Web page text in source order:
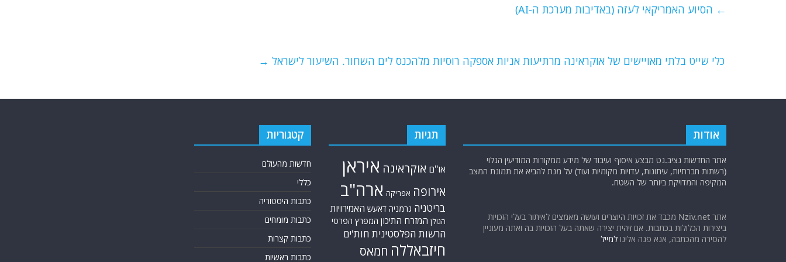
s
p
g
l
er
e
o
← הסיוע האמריקאי לעזה (באדיבות מערכת ה-AI)
כלי שייט בלתי מאויישים של אוקראינה מרתיעות אניות אספקה רוסיות מלהכנס לים השחור. השיעור לישראל →
אודות
אתר החדשות נציב.נט מבצע איסוף ועיבוד של מידע ממקורות המודיעין הגלוי
(רשתות חברתיות, עיתונות, עדויות מקומיות ועוד) על מנת להביא את תמונת המצב
המקיפה והמדויקת ביותר של השטח.
אתר Nziv.net מכבד את זכויות היוצרים ועושה מאמצים לאיתור בעלי הזכויות
ביצירות הכלולות בכתבות. אם זיהית יצירה שאתה בעל הזכויות בה ואתה מעוניין
להסירה מהכתבה, אנא פנה אלינו למייל
תגיות
או"ם אוקראינה איראן
אירופה אפריקה ארה"ב
בריטניה גרמניה דאעש האמירויות
הגולן המזרח התיכון המפרץ הפרסי
הרשות הפלסטינית חות'ים
חיזבאללה חמאס
קטגוריות
חדשות מהעולם
כללי
כתבות היסטוריה
כתבות מומחים
כתבות קצרות
כתבות ראשיות